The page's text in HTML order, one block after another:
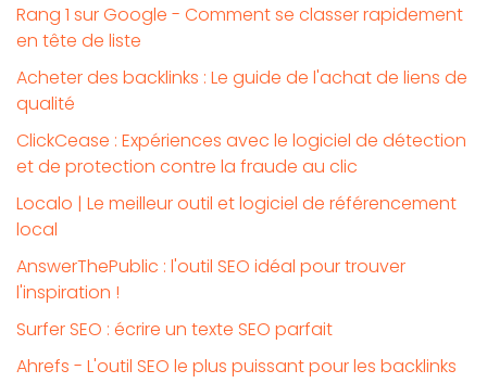
Rang 1 sur Google - Comment se classer rapidement
en tête de liste
Acheter des backlinks : Le guide de l'achat de liens de
qualité
ClickCease : Expériences avec le logiciel de détection
et de protection contre la fraude au clic
Localo | Le meilleur outil et logiciel de référencement
local
AnswerThePublic : l'outil SEO idéal pour trouver
l'inspiration !
Surfer SEO : écrire un texte SEO parfait
Ahrefs - L'outil SEO le plus puissant pour les backlinks